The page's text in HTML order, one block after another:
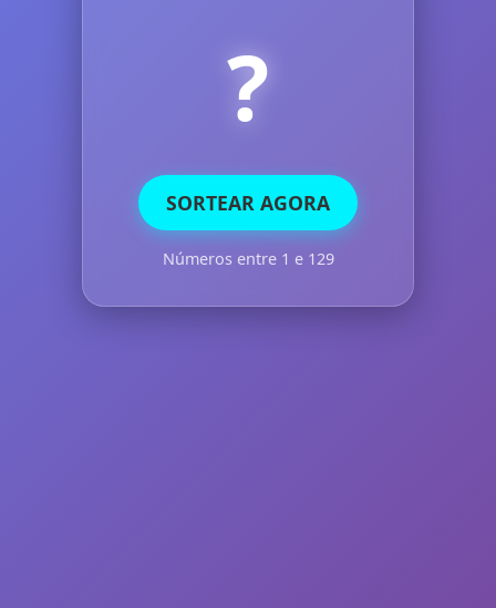
?
SORTEAR AGORA
Números entre 1 e 129